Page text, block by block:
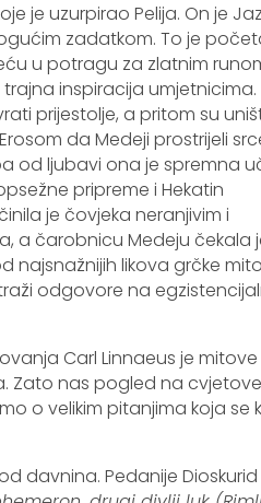
je uzurpirao Pelija. On je
zadatkom. To je
u potragu za zlatnim
inspiracija umjetnicima.
prijestolje, a pritom su
da Medeji prostrijeli
od ljubavi ona je spremna
pripreme i Hekatin
je čovjeka neranjivim i
a čarobnicu Medeju čekala
najsnažnijih likova grčke
odgovore na
Carl Linnaeus je mitove
Zato nas pogled na cvjetove
o velikim pitanjima koja se
davnina. Pedanije Dioskurid